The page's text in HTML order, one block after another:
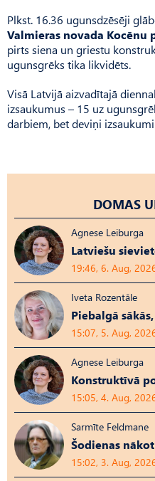
Plkst. 16.36 ugunsdzēsēji
Valmieras novada Kocēnu
pirts siena un griestu
ugunsgrēks tika likvidēts.
Visā Latvijā aizvadītajā
izsaukumus – 15 uz
darbiem, bet deviņi
DOMAS
Agnese Leiburga
Latviešu
19:46, 6. Aug,
Iveta Rozentāle
Piebalgā
15:07, 5. Aug,
Agnese Leiburga
Konstruktīvā
15:05, 4. Aug,
Sarmīte Feldmane
Šodienas
15:02, 3. Aug,